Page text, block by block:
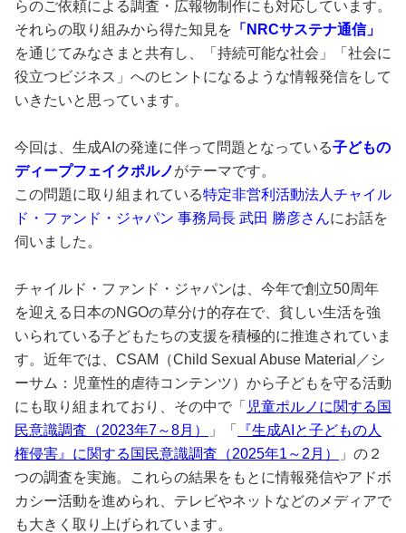
らのご依頼による調査・広報物制作にも対応しています。
それらの取り組みから得た知見を 「NRCサステナ通信」
を通じてみなさまと共有し、「持続可能な社会」「社会に
役立つビジネス」へのヒントになるような情報発信をして
いきたいと思っています。
今回は、生成AIの発達に伴って問題となっている子どもの
ディープフェイクポルノがテーマです。
この問題に取り組まれている特定非営利活動法人チャイル
ド・ファンド・ジャパン 事務局長 武田 勝彦さんにお話を
伺いました。
チャイルド・ファンド・ジャパンは、今年で創立50周年
を迎える日本のNGOの草分け的存在で、貧しい生活を強
いられている子どもたちの支援を積極的に推進されていま
す。近年では、CSAM（Child Sexual Abuse Material／シ
ーサム：児童性的虐待コンテンツ）から子どもを守る活動
にも取り組まれており、その中で「 児童ポルノに関する国
民意識調査（2023年7～8月）
」「
『生成AIと子どもの人
権侵害』に関する国民意識調査（2025年1～2月）
」の２
つの調査を実施。これらの結果をもとに情報発信やアドボ
カシー活動を進められ、テレビやネットなどのメディアで
も大きく取り上げられています。